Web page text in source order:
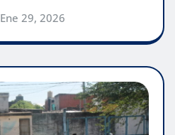
Ene 29, 2026